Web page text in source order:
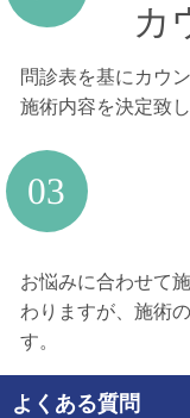
カ
問診表を基にカウ
施術内容を決定致し
お悩みに合わせて
わりますが、施術
す。
よくある質問